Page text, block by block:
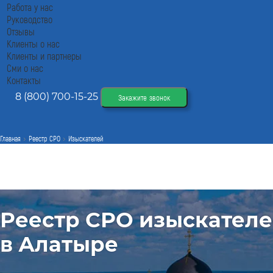
Работа у нас
Руководство
Отзывы
Клиенты о нас
Клиенты и партнеры
Сми о нас
Контакты
8 (800) 700-15-25
Закажите звонок
Главная Реестр СРО Изыскателей
Реестр СРО
в Алатыре